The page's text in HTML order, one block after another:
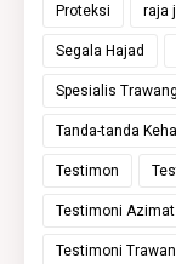
Proteksi raja
Segala Hajad
Spesialis
Tanda-tanda
Testimon
Testimoni Azimat
Testimoni